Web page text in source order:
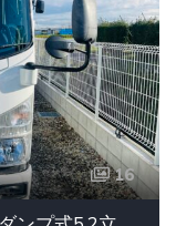
16